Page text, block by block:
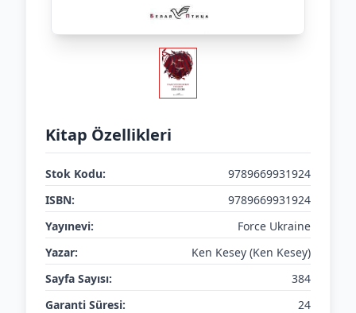
Kitap Özellikleri
Stok Kodu:
9789669931924
ISBN:
9789669931924
Yayınevi:
Force Ukraine
Yazar:
Ken Kesey (Ken Kesey)
Sayfa Sayısı:
384
Garanti Süresi:
24